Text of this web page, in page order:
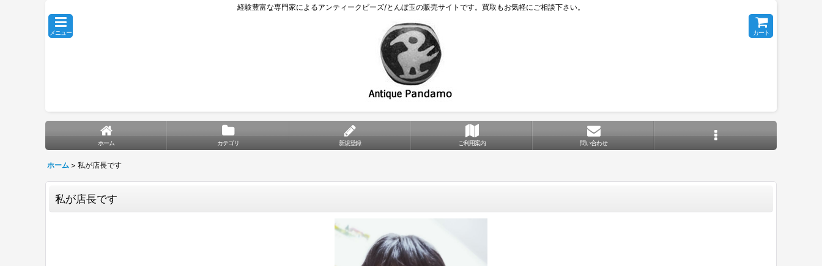
経験豊富な専門家によるアンティークビーズ/とんぼ玉の販売サイトです。買取もお気軽にご相談下さい。
メニュー カート
ホーム カテゴリ 新規登録 ご利用案内 問い合わせ
ホーム > 私が店長です
私が店長です